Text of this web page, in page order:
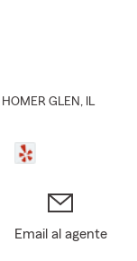
HOMER GLEN , IL
Email al agente